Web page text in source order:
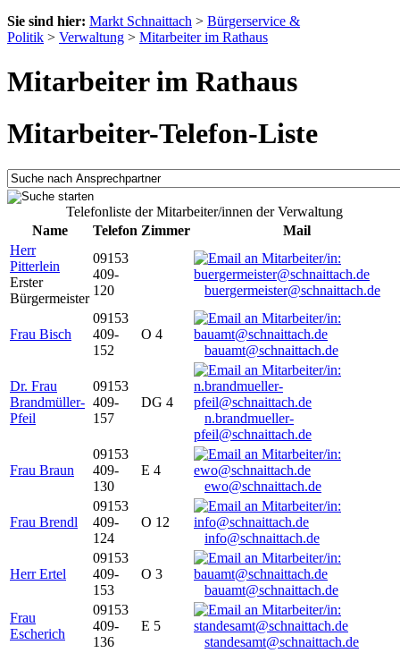
Sie sind hier: Markt Schnaittach > Bürgerservice &
Politik > Verwaltung > Mitarbeiter im Rathaus
Mitarbeiter im Rathaus
Mitarbeiter-Telefon-Liste
Telefonliste der Mitarbeiter/innen der Verwaltung
Name
Telefon Zimmer
Mail
Herr
Pitterlein
Erster
Bürgermeister
09153
409-
120
buergermeister@schnaittach.de
Frau Bisch
09153
409-
152
O 4
bauamt@schnaittach.de
Dr. Frau
Brandmüller-
Pfeil
09153
409-
157
DG 4
n.brandmueller-
pfeil@schnaittach.de
Frau Braun
09153
409-
130
E 4
ewo@schnaittach.de
Frau Brendl
09153
409-
124
O 12
info@schnaittach.de
Herr Ertel
09153
409-
153
O 3
bauamt@schnaittach.de
Frau
Escherich
09153
409-
136
E 5
standesamt@schnaittach.de